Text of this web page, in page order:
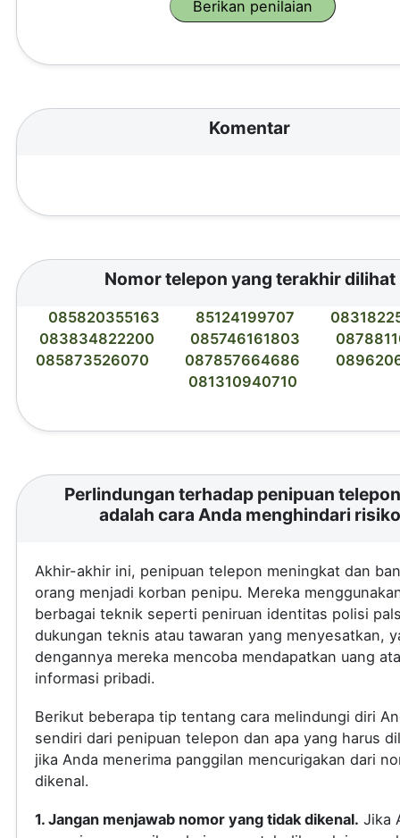
Komentar
Nomor telepon yang terakhir dilihat
085820355163 85124199707
083834822200
085746161803
085873526070
087857664686
081310940710
Perlindungan terhadap penipuan
adalah cara Anda menghindari risiko
Akhir-akhir ini, penipuan telepon meningkat dan
orang menjadi korban penipu. Mereka
berbagai teknik seperti peniruan identitas polisi
dukungan teknis atau tawaran yang menyesatkan,
dengannya mereka mencoba mendapatkan uang
informasi pribadi.
Berikut beberapa tip tentang cara melindungi diri
sendiri dari penipuan telepon dan apa yang harus
jika Anda menerima panggilan mencurigakan dari
dikenal.
1. Jangan menjawab nomor yang tidak dikenal. Jika